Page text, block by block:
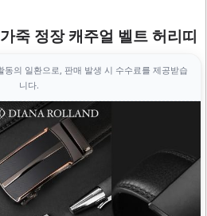
죽 정장 캐주얼 벨트 허리띠
의 일환으로, 판매 발생 시 수수료를 제공받습
니다.